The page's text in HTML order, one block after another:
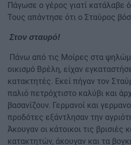
Πάγωσε ο γέρος γιατί κατάλαβε
Τους απάντησε ότι ο Σταύρος
Στον σταυρό!
Πάνω από τις Μοίρες στα
οικισμό Βρέλη, είχαν
κατακτητές. Εκεί πήγαν τον
παλιό πετρόχτιστο καλύβι και
βασανίζουν. Γερμανοί και
προδότες εξάντλησαν την
Άκουγαν οι κάτοικοι τις βρισιές
κατακτητών, άκουγαν και τα